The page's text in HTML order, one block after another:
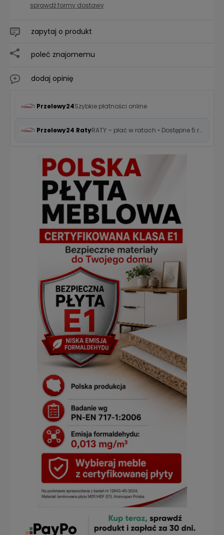
sprawdź formy dostawy
zapytaj o produkt
poleć znajomemu
dodaj opinię
Przelewy24Szybkie płatności online
Przelewy24 Raty RATY – płać w ratach • Dostępne 5 rat 0%